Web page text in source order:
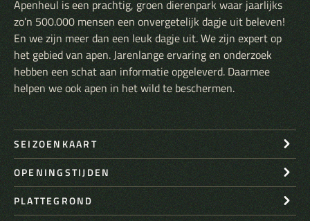
Apenheul is een prachtig, groen dierenpark waar jaarlijks
zo’n 500.000 mensen een onvergetelijk dagje uit beleven!
En we zijn meer dan een leuk dagje uit. We zijn expert op
het gebied van apen. Jarenlange ervaring en onderzoek
hebben een schat aan informatie opgeleverd. Daarmee
helpen we ook apen in het wild te beschermen.
SEIZOENKAART
OPENINGSTIJDEN
PLATTEGROND